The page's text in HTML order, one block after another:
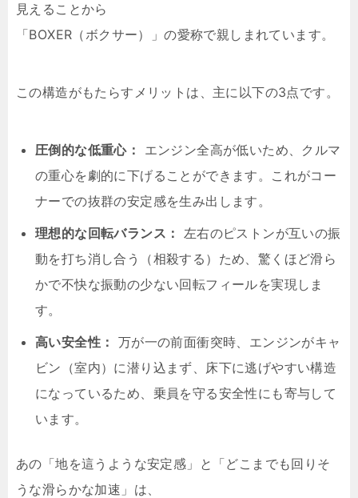
見えることから
「BOXER（ボクサー）」の愛称で親しまれています。
この構造がもたらすメリットは、主に以下の3点です。
圧倒的な低重心：
エンジン全高が低いため、クルマ
の重心を劇的に下げることができます。これがコー
ナーでの抜群の安定感を生み出します。
理想的な回転バランス： 左右のピストンが互いの振
動を打ち消し合う（相殺する）ため、驚くほど滑ら
かで不快な振動の少ない回転フィールを実現しま
す。
高い安全性： 万が一の前面衝突時、エンジンがキャ
ビン（室内）に潜り込まず、床下に逃げやすい構造
になっているため、乗員を守る安全性にも寄与して
います。
あの「地を這うような安定感」と「どこまでも回りそ
うな滑らかな加速」は、